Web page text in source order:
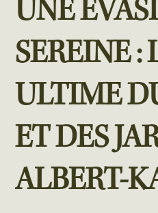
UNE
SEREINE :
ULTIME
ET DES
ALBERT-